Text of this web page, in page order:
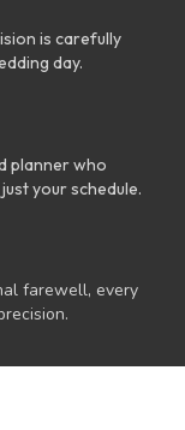
is carefully
day.
planner who
your schedule.
farewell, every